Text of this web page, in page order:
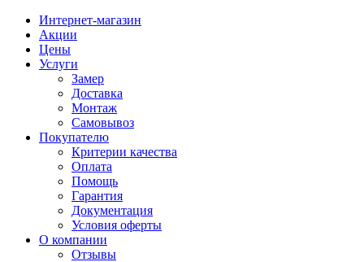
Интернет-магазин
Акции
Цены
Услуги
Замер
Доставка
Монтаж
Самовывоз
Покупателю
Критерии качества
Оплата
Помощь
Гарантия
Документация
Условия оферты
О компании
Отзывы